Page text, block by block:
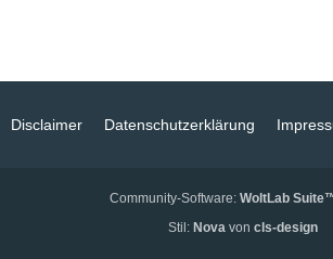
Disclaimer Datenschutzerklärung
Community-Software: WoltLab
Stil: Nova von cls-design